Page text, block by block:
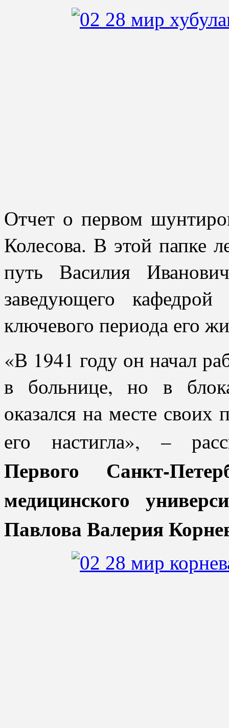
Отчет о первом
Колесова. В этой папке
путь Василия
заведующего
ключевого периода его
«В 1941 году он начал
в больнице, но в
оказался на месте своих
его настигла», –
Первого Санкт-
медицинского
Павлова Валерия